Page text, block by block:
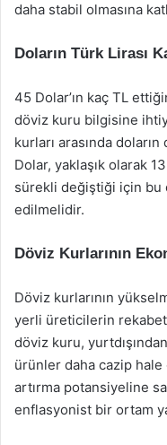
daha stabil olmasına
Doların Türk Lirası
45 Dolar’ın kaç TL
döviz kuru bilgisine
kurları arasında
Dolar, yaklaşık olarak
sürekli değiştiği için
edilmelidir.
Döviz Kurlarının
Döviz kurlarının
yerli üreticilerin
döviz kuru,
ürünler daha cazip
artırma potansiyeline
enflasyonist bir ortam